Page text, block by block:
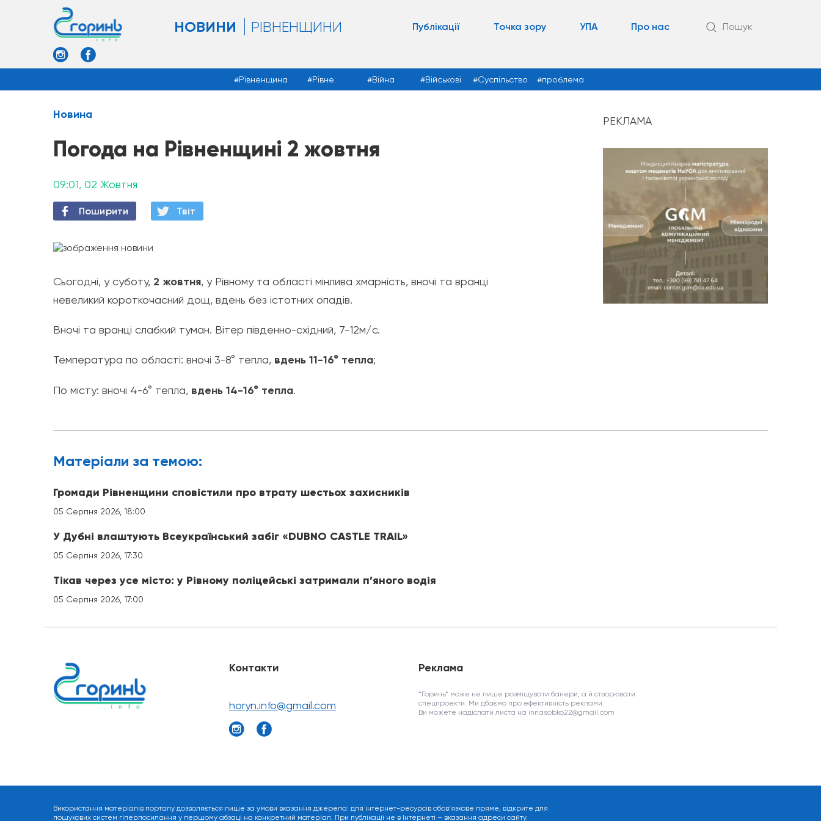
НОВИНИ РІВНЕНЩИНИ Публікації Точка зору УПА Про нас Пошук
Рівненщина Рівне Війна Військові Суспільство проблема
Новина
Погода на Рівненщині 2 жовтня
09:01, 02 Жовтня
Поширити Твiт
Сьогодні, у суботу, 2 жовтня, у Рівному та області мінлива хмарність, вночі та вранці
невеликий короткочасний дощ, вдень без істотних опадів.
Вночі та вранці слабкий туман. Вітер південно-східний, 7-12м/с.
Температура по області: вночі 3-8° тепла, вдень 11-16° тепла;
По місту: вночі 4-6° тепла, вдень 14-16° тепла.
РЕКЛАМА
Матерiали за темою:
Громади Рівненщини сповістили про втрату шестьох захисників
05 Серпня 2026, 18:00
У Дубні влаштують Всеукраїнський забіг «DUBNO CASTLE TRAIL»
05 Серпня 2026, 17:30
Тікав через усе місто: у Рівному поліцейські затримали п’яного водія
05 Серпня 2026, 17:00
Контакти
horyn.info@gmail.com
Реклама
*Горинь* може не лише розміщувати банери, а й створювати
спецпроекти. Ми дбаємо про ефективність реклами.
Ви можете надіслати листа на innasobko22@gmail.com
Використання матеріалів порталу дозволяється лише за умови вказання джерела: для інтернет-ресурсів обов’язкове пряме, відкрите для
пошукових систем гіперпосилання у першому абзаці на конкретний матеріал. При публікації не в Інтернеті – вказання адреси сайту.